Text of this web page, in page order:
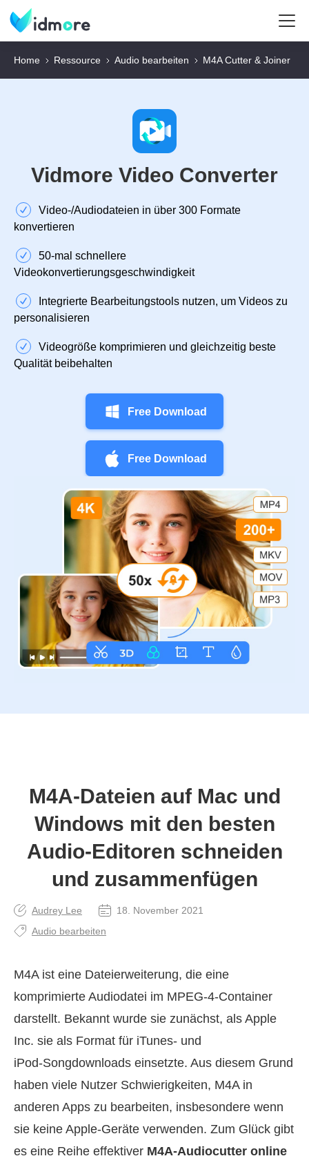
Home Ressource Audio bearbeiten M4A Cutter & Joiner
Vidmore Video Converter
Video‑/Audiodateien in über 300 Formate
konvertieren
50‑mal schnellere
Videokonvertierungsgeschwindigkeit
Integrierte Bearbeitungstools nutzen, um Videos zu
personalisieren
Videogröße komprimieren und gleichzeitig beste
Qualität beibehalten
Free Download
Free Download
M4A‑Dateien auf Mac und
Windows mit den besten
Audio‑Editoren schneiden
und zusammenfügen
Audrey Lee
18. November 2021
Audio bearbeiten
M4A ist eine Dateierweiterung, die eine
komprimierte Audiodatei im MPEG‑4‑Container
darstellt. Bekannt wurde sie zunächst, als Apple
Inc. sie als Format für iTunes‑ und
iPod‑Songdownloads einsetzte. Aus diesem Grund
haben viele Nutzer Schwierigkeiten, M4A in
anderen Apps zu bearbeiten, insbesondere wenn
sie keine Apple‑Geräte verwenden. Zum Glück gibt
es eine Reihe effektiver M4A‑Audiocutter online